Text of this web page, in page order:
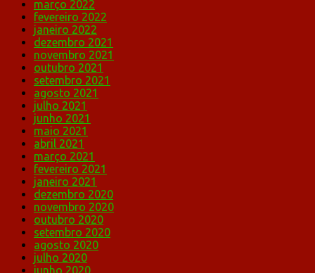
março 2022
fevereiro 2022
janeiro 2022
dezembro 2021
novembro 2021
outubro 2021
setembro 2021
agosto 2021
julho 2021
junho 2021
maio 2021
abril 2021
março 2021
fevereiro 2021
janeiro 2021
dezembro 2020
novembro 2020
outubro 2020
setembro 2020
agosto 2020
julho 2020
junho 2020